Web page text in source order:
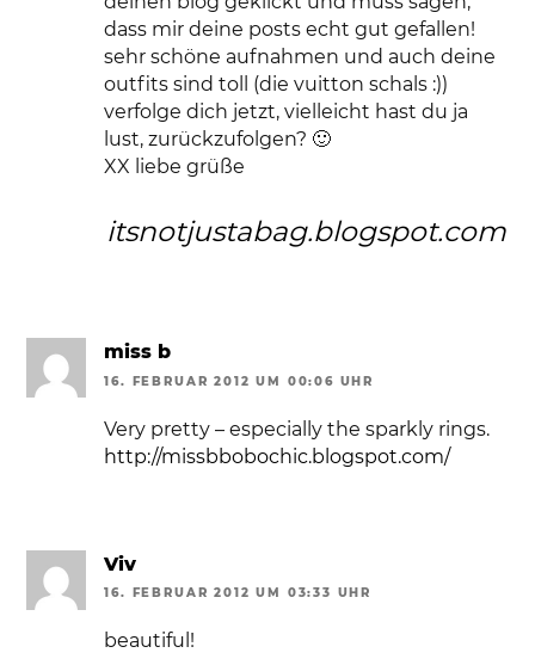
dass mir deine posts echt gut gefallen!
sehr schöne aufnahmen und auch deine
outfits sind toll (die vuitton schals :))
verfolge dich jetzt, vielleicht hast du ja
lust, zurückzufolgen? 🙂
XX liebe grüße
itsnotjustabag.blogspot.com
miss b
16. FEBRUAR 2012 UM 00:06 UHR
Very pretty – especially the sparkly rings.
http://missbbobochic.blogspot.com/
Viv
16. FEBRUAR 2012 UM 03:33 UHR
beautiful!